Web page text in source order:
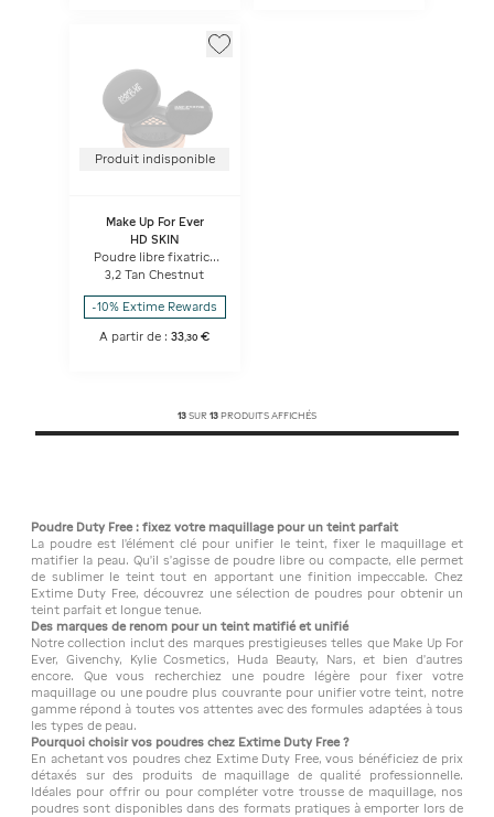
Produit indisponible
Make Up For Ever
HD SKIN
Poudre libre fixatrice
indétectable et
matifiante
3,2 Tan Chestnut
-10% Extime Rewards
A partir de :33 ,30 €
13 SUR 13 PRODUITS AFFICHÉS
Poudre Duty Free : fixez votre maquillage pour un teint parfait
La poudre est l'élément clé pour unifier le teint, fixer le maquillage et
matifier la peau. Qu'il s'agisse de poudre libre ou compacte, elle permet
de sublimer le teint tout en apportant une finition impeccable. Chez
Extime Duty Free, découvrez une sélection de poudres pour obtenir un
teint parfait et longue tenue.
Des marques de renom pour un teint matifié et unifié
Notre collection inclut des marques prestigieuses telles que Make Up For
Ever, Givenchy, Kylie Cosmetics, Huda Beauty, Nars, et bien d'autres
encore. Que vous recherchiez une poudre légère pour fixer votre
maquillage ou une poudre plus couvrante pour unifier votre teint, notre
gamme répond à toutes vos attentes avec des formules adaptées à tous
les types de peau.
Pourquoi choisir vos poudres chez Extime Duty Free ?
En achetant vos poudres chez Extime Duty Free, vous bénéficiez de prix
détaxés sur des produits de maquillage de qualité professionnelle.
Idéales pour offrir ou pour compléter votre trousse de maquillage, nos
poudres sont disponibles dans des formats pratiques à emporter lors de